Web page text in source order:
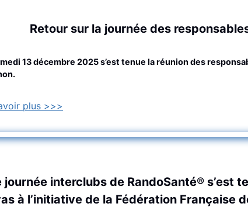
Retour sur la journée des
13 décembre 2025 s’est tenue la réunion des
plus >>>
journée interclubs de RandoSanté® s’est
à l’initiative de la Fédération Française